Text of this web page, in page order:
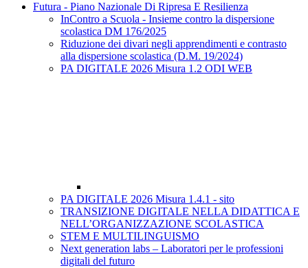
Futura - Piano Nazionale Di Ripresa E Resilienza
InContro a Scuola - Insieme contro la dispersione
scolastica DM 176/2025
Riduzione dei divari negli apprendimenti e contrasto
alla dispersione scolastica (D.M. 19/2024)
PA DIGITALE 2026 Misura 1.2 ODI WEB
PA DIGITALE 2026 Misura 1.4.1 - sito
TRANSIZIONE DIGITALE NELLA DIDATTICA E
NELL’ORGANIZZAZIONE SCOLASTICA
STEM E MULTILINGUISMO
Next generation labs – Laboratori per le professioni
digitali del futuro